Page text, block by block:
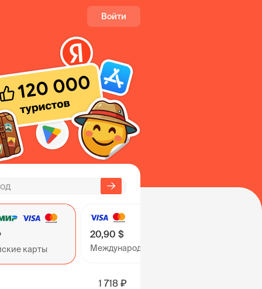
Войти
карты
20,90 $
Международные карты
1 718 ₽